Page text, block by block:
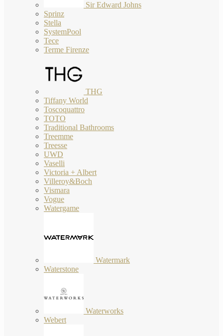
Sir Edward Johns
Sprinz
Stella
SystemPool
Tece
Terme Firenze
THG
Tiffany World
Toscoquattro
TOTO
Traditional Bathrooms
Treemme
Treesse
UWD
Vaselli
Victoria + Albert
Villeroy&Boch
Vismara
Vogue
Watergame
Watermark
Waterstone
Waterworks
Webert